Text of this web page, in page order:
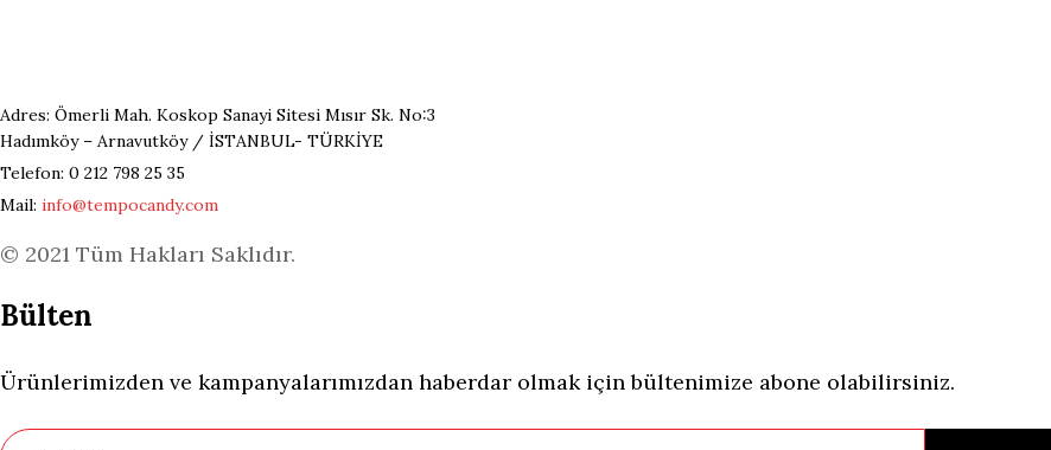
Adres: Ömerli Mah. Koskop Sanayi Sitesi Mısır Sk. No:3
Hadımköy – Arnavutköy / İSTANBUL- TÜRKİYE
Telefon: 0 212 798 25 35
Mail: info@tempocandy.com
© 2021 Tüm Hakları Saklıdır.
Bülten
Ürünlerimizden ve kampanyalarımızdan haberdar olmak için bültenimize abone olabilirsiniz.